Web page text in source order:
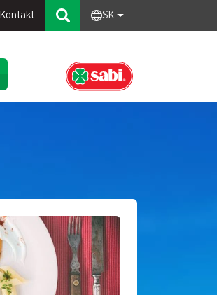
Kontakt SK